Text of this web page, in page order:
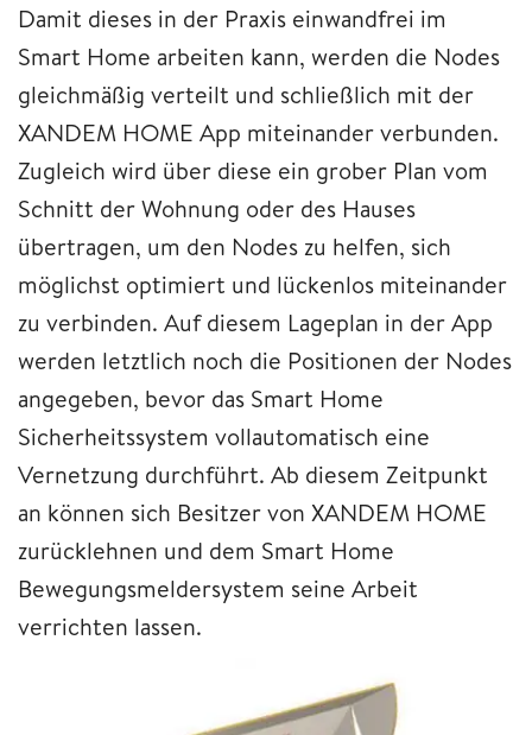
Damit dieses in der Praxis einwandfrei im
Smart Home arbeiten kann, werden die Nodes
gleichmäßig verteilt und schließlich mit der
XANDEM HOME App miteinander verbunden.
Zugleich wird über diese ein grober Plan vom
Schnitt der Wohnung oder des Hauses
übertragen, um den Nodes zu helfen, sich
möglichst optimiert und lückenlos miteinander
zu verbinden. Auf diesem Lageplan in der App
werden letztlich noch die Positionen der Nodes
angegeben, bevor das Smart Home
Sicherheitssystem vollautomatisch eine
Vernetzung durchführt. Ab diesem Zeitpunkt
an können sich Besitzer von XANDEM HOME
zurücklehnen und dem Smart Home
Bewegungsmeldersystem seine Arbeit
verrichten lassen.